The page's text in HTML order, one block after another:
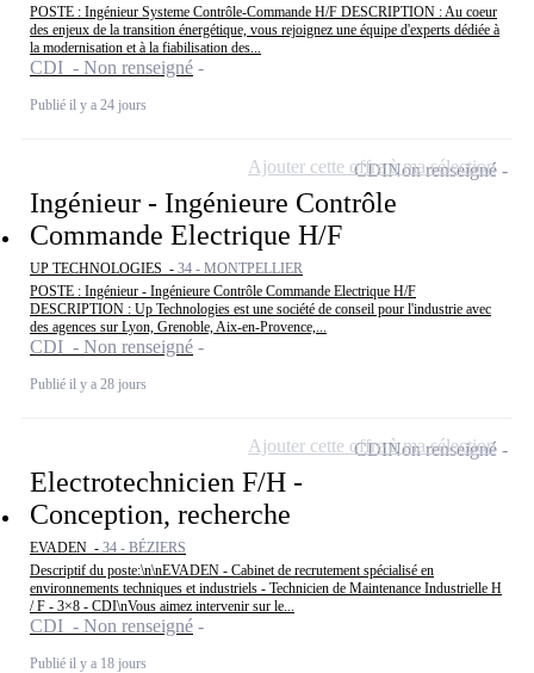
POSTE : Ingénieur Systeme Contrôle-Commande H/F DESCRIPTION : Au coeur
des enjeux de la transition énergétique, vous rejoignez une équipe d'experts dédiée à
la modernisation et à la fiabilisation des...
CDI - Non renseigné
Publié il y a 24 jours
Ingénieur - Ingénieure Contrôle
Commande Electrique H/F
UP TECHNOLOGIES - 34 - MONTPELLIER
POSTE : Ingénieur - Ingénieure Contrôle Commande Electrique H/F
DESCRIPTION : Up Technologies est une société de conseil pour l'industrie avec
des agences sur Lyon, Grenoble, Aix-en-Provence,...
CDI - Non renseigné
Publié il y a 28 jours
CDINon renseigné
Ajouter cette offre à ma sélection
Electrotechnicien F/H -
Conception, recherche
EVADEN - 34 - BÉZIERS
Descriptif du poste:\n\nEVADEN - Cabinet de recrutement spécialisé en
environnements techniques et industriels - Technicien de Maintenance Industrielle H
/ F - 3×8 - CDI\nVous aimez intervenir sur le...
CDI - Non renseigné
Publié il y a 18 jours
CDINon renseigné
Ajouter cette offre à ma sélection